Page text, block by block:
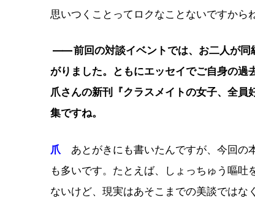
思いつくことってロクなことないですからね
―― 前回の対談イベントでは、お二人が
がりました。ともにエッセイでご自身の
爪さんの新刊『クラスメイトの女子、全員
集ですね。
爪 あとがきにも書いたんですが、今回の
も多いです。たとえば、しょっちゅう嘔
ないけど、現実はあそこまでの美談ではな